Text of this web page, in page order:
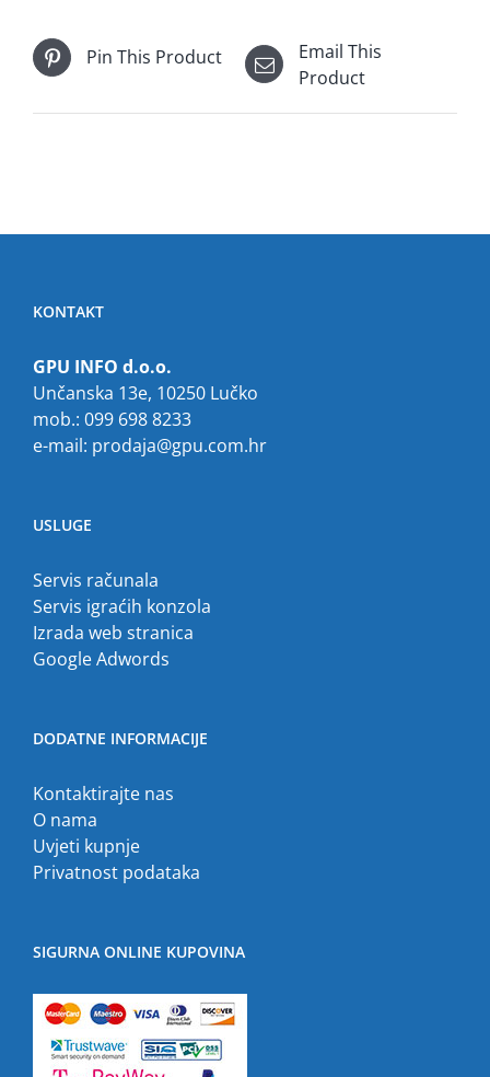
Pin This Product
Email This
Product
KONTAKT
GPU INFO d.o.o.
Unčanska 13e, 10250 Lučko
mob.: 099 698 8233
e-mail: prodaja@gpu.com.hr
USLUGE
Servis računala
Servis igraćih konzola
Izrada web stranica
Google Adwords
DODATNE INFORMACIJE
Kontaktirajte nas
O nama
Uvjeti kupnje
Privatnost podataka
SIGURNA ONLINE KUPOVINA